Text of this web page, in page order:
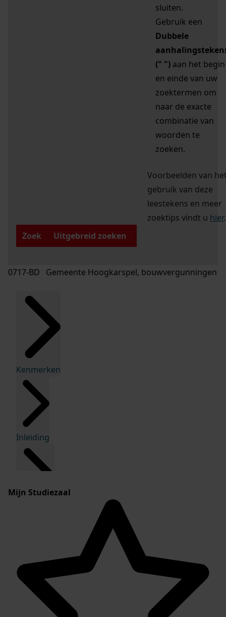
sluiten.
Gebruik een
Dubbele
(" ") aan het begin
en einde van uw
zoektermen om
naar de exacte
combinatie van
woorden te
zoeken.
Voorbeelden van
gebruik van deze
leestekens en meer
zoektips vindt u hier.
Zoek
Uitgebreid zoeken
0717-BD Gemeente Hoogkarspel, bouwvergunningen
Kenmerken
Inleiding
Mijn Studiezaal